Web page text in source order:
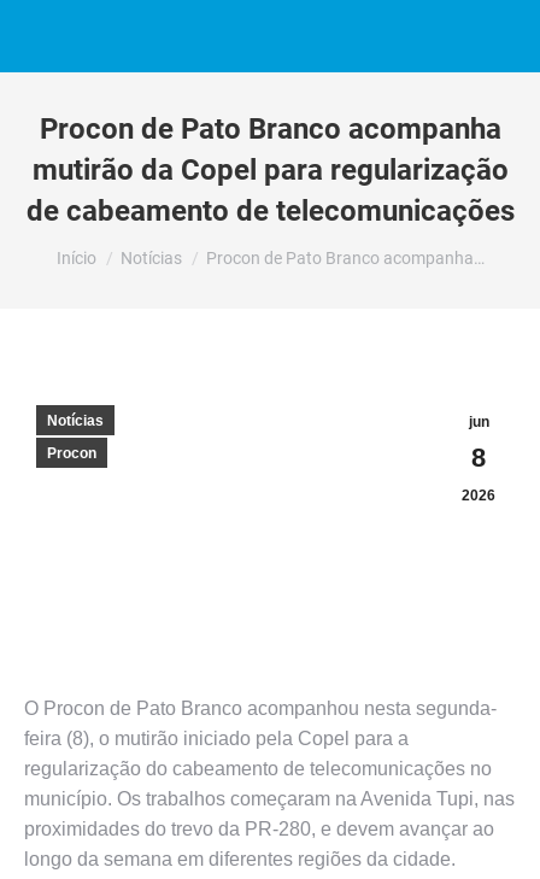
Procon de Pato Branco acompanha
mutirão da Copel para regularização
de cabeamento de telecomunicações
Você está aqui:
Início Notícias Procon de Pato Branco acompanha…
jun
8
2026
Notícias
Procon
O Procon de Pato Branco acompanhou nesta segunda-
feira (8), o mutirão iniciado pela Copel para a
regularização do cabeamento de telecomunicações no
município. Os trabalhos começaram na Avenida Tupi, nas
proximidades do trevo da PR-280, e devem avançar ao
longo da semana em diferentes regiões da cidade.